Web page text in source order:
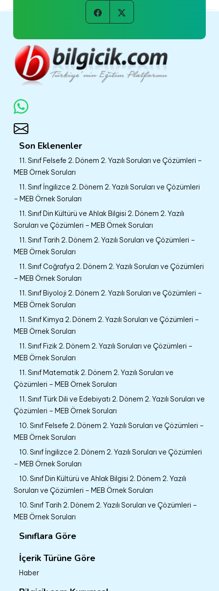
Son Eklenenler
11. Sınıf Felsefe 2. Dönem 2. Yazılı Soruları ve Çözümleri –
MEB Örnek Soruları
11. Sınıf İngilizce 2. Dönem 2. Yazılı Soruları ve Çözümleri
– MEB Örnek Soruları
11. Sınıf Din Kültürü ve Ahlak Bilgisi 2. Dönem 2. Yazılı
Soruları ve Çözümleri – MEB Örnek Soruları
11. Sınıf Tarih 2. Dönem 2. Yazılı Soruları ve Çözümleri –
MEB Örnek Soruları
11. Sınıf Coğrafya 2. Dönem 2. Yazılı Soruları ve Çözümleri
– MEB Örnek Soruları
11. Sınıf Biyoloji 2. Dönem 2. Yazılı Soruları ve Çözümleri –
MEB Örnek Soruları
11. Sınıf Kimya 2. Dönem 2. Yazılı Soruları ve Çözümleri –
MEB Örnek Soruları
11. Sınıf Fizik 2. Dönem 2. Yazılı Soruları ve Çözümleri –
MEB Örnek Soruları
11. Sınıf Matematik 2. Dönem 2. Yazılı Soruları ve
Çözümleri – MEB Örnek Soruları
11. Sınıf Türk Dili ve Edebiyatı 2. Dönem 2. Yazılı Soruları ve
Çözümleri – MEB Örnek Soruları
10. Sınıf Felsefe 2. Dönem 2. Yazılı Soruları ve Çözümleri –
MEB Örnek Soruları
10. Sınıf İngilizce 2. Dönem 2. Yazılı Soruları ve Çözümleri
– MEB Örnek Soruları
10. Sınıf Din Kültürü ve Ahlak Bilgisi 2. Dönem 2. Yazılı
Soruları ve Çözümleri – MEB Örnek Soruları
10. Sınıf Tarih 2. Dönem 2. Yazılı Soruları ve Çözümleri –
MEB Örnek Soruları
Sınıflara Göre
İçerik Türüne Göre
Haber